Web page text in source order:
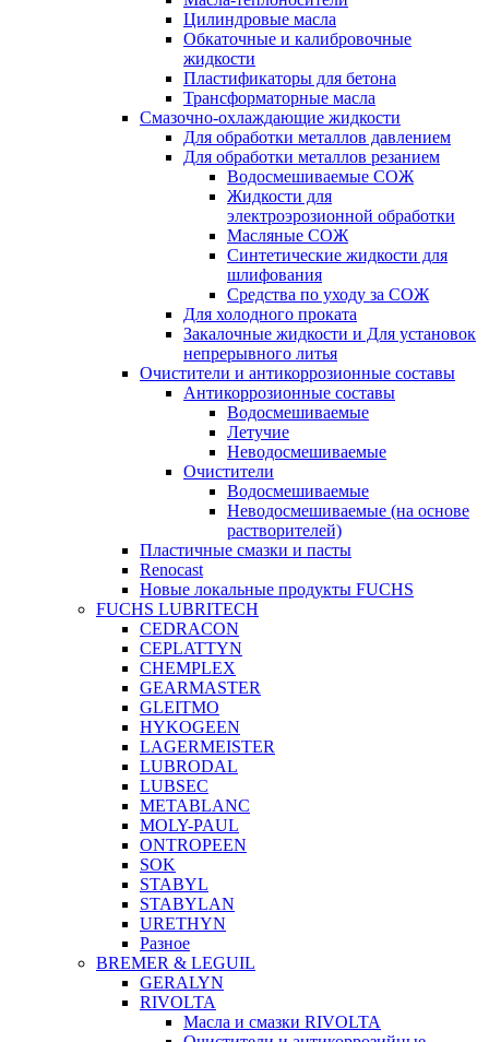
Цилиндровые масла
Обкаточные и калибровочные
жидкости
Пластификаторы для бетона
Трансформаторные масла
Смазочно-охлаждающие жидкости
Для обработки металлов давлением
Для обработки металлов резанием
Водосмешиваемые СОЖ
Жидкости для
электроэрозионной обработки
Масляные СОЖ
Синтетические жидкости для
шлифования
Средства по уходу за СОЖ
Для холодного проката
Закалочные жидкости и Для установок
непрерывного литья
Очистители и антикоррозионные составы
Антикоррозионные составы
Водосмешиваемые
Летучие
Неводосмешиваемые
Очистители
Водосмешиваемые
Неводосмешиваемые (на основе
растворителей)
Пластичные смазки и пасты
Renocast
Новые локальные продукты FUCHS
FUCHS LUBRITECH
CEDRACON
CEPLATTYN
CHEMPLEX
GEARMASTER
GLEITMO
HYKOGEEN
LAGERMEISTER
LUBRODAL
LUBSEC
METABLANC
MOLY-PAUL
ONTROPEEN
SOK
STABYL
STABYLAN
URETHYN
Разное
BREMER & LEGUIL
GERALYN
RIVOLTA
Масла и смазки RIVOLTA